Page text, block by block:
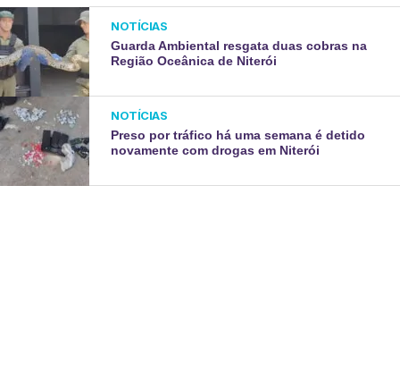
NOTÍCIAS
Guarda Ambiental resgata duas cobras na
Região Oceânica de Niterói
NOTÍCIAS
Preso por tráfico há uma semana é detido
novamente com drogas em Niterói